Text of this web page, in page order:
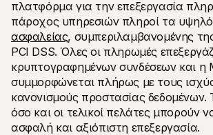
πλατφόρμα για την επεξεργασία
πάροχος υπηρεσιών πληροί τα
ασφαλείας, συμπεριλαμβανομένης
PCI DSS. Όλες οι πληρωμές
κρυπτογραφημένων συνδέσεων και η
συμμορφώνεται πλήρως με τους
κανονισμούς προστασίας δεδομένων.
όσο και οι τελικοί πελάτες μπορούν
ασφαλή και αξιόπιστη επεξεργασία.